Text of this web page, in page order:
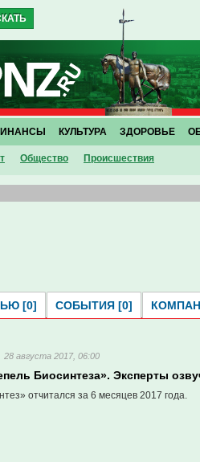
Общество Проиcшествия
КУЛЬТУРА ЗДОРОВЬЕ
[0] СОБЫТИЯ [0]
28 августа 2017, 06:00
Биосинтеза». Эксперты
отчитался за 6 месяцев 2017 года.